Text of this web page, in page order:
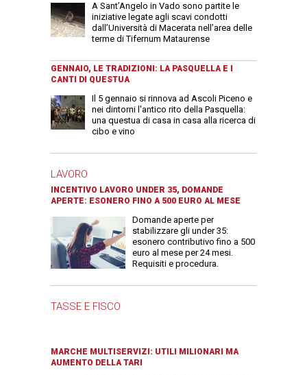
A Sant’Angelo in Vado sono partite le
iniziative legate agli scavi condotti
dall’Università di Macerata nell’area delle
terme di Tifernum Mataurense
GENNAIO, LE TRADIZIONI: LA PASQUELLA E I
CANTI DI QUESTUA
Il 5 gennaio si rinnova ad Ascoli Piceno e
nei dintorni l'antico rito della Pasquella:
una questua di casa in casa alla ricerca di
cibo e vino
LAVORO
INCENTIVO LAVORO UNDER 35, DOMANDE
APERTE: ESONERO FINO A 500 EURO AL MESE
Domande aperte per
stabilizzare gli under 35:
esonero contributivo fino a 500
euro al mese per 24 mesi.
Requisiti e procedura.
TASSE E FISCO
MARCHE MULTISERVIZI: UTILI MILIONARI MA
AUMENTO DELLA TARI